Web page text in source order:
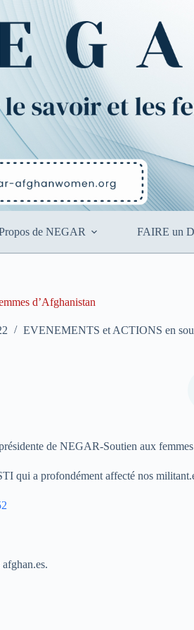
de NEGAR FAIRE un
d’Afghanistan
EVENEMENTS et ACTIONS en
de NEGAR-Soutien aux
qui a profondément affecté nos